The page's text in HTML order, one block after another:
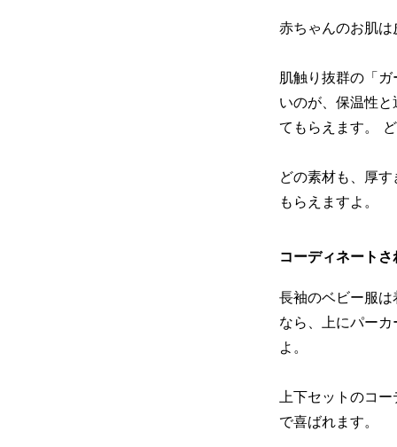
赤ちゃんのお肌
肌触り抜群の「
いのが、保温性
てもらえます。
どの素材も、厚
もらえますよ。
コーディネート
長袖のベビー服
なら、上にパー
よ。
上下セットのコ
で喜ばれます。